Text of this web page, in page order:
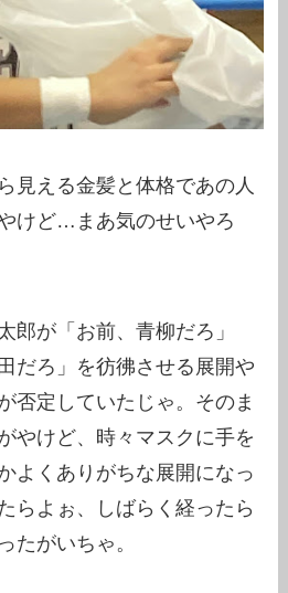
見える金髪と体格であの人
けど…まあ気のせいやろ
郎が「お前、青柳だろ」
だろ」を彷彿させる展開や
否定していたじゃ。そのま
やけど、時々マスクに手を
よくありがちな展開になっ
らよぉ、しばらく経ったら
たがいちゃ。